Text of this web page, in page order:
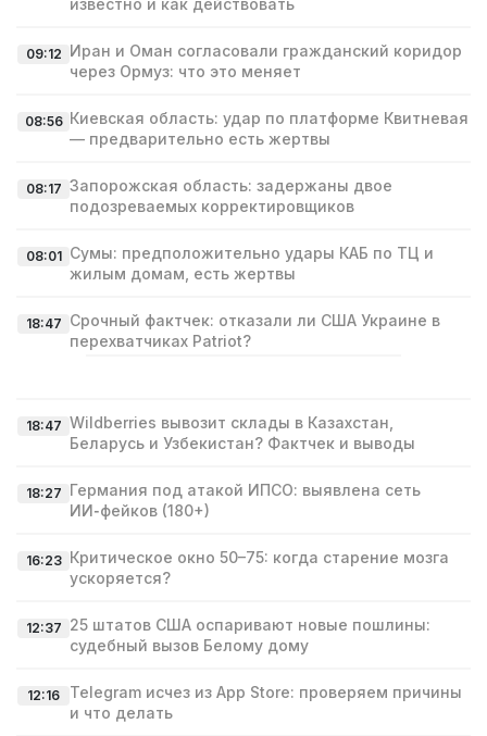
известно и как действовать
09:12 Иран и Оман согласовали гражданский коридор
через Ормуз: что это меняет
08:56 Киевская область: удар по платформе Квитневая
— предварительно есть жертвы
08:17 Запорожская область: задержаны двое
подозреваемых корректировщиков
08:01 Сумы: предположительно удары КАБ по ТЦ и
жилым домам, есть жертвы
18:47 Срочный фактчек: отказали ли США Украине в
перехватчиках Patriot?
18:47 Wildberries вывозит склады в Казахстан,
Беларусь и Узбекистан? Фактчек и выводы
18:27 Германия под атакой ИПСО: выявлена сеть
ИИ‑фейков (180+)
16:23 Критическое окно 50–75: когда старение мозга
ускоряется?
12:37 25 штатов США оспаривают новые пошлины:
судебный вызов Белому дому
12:16
Telegram исчез из App Store: проверяем причины
и что делать